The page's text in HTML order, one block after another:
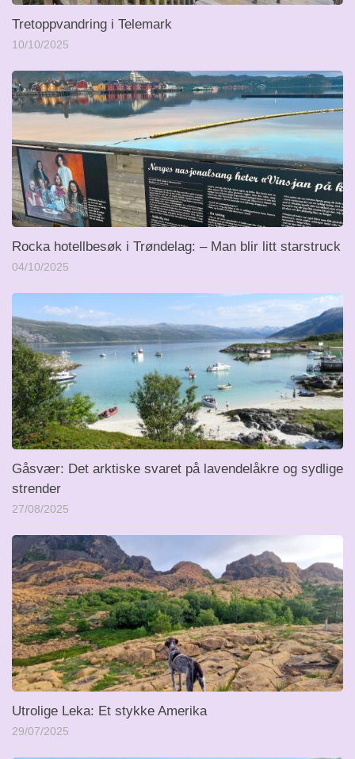
Tretoppvandring i Telemark
10/10/2025
Rocka hotellbesøk i Trøndelag: – Man blir litt starstruck
04/10/2025
Gåsvær: Det arktiske svaret på lavendelåkre og sydlige
strender
27/08/2025
Utrolige Leka: Et stykke Amerika
29/07/2025